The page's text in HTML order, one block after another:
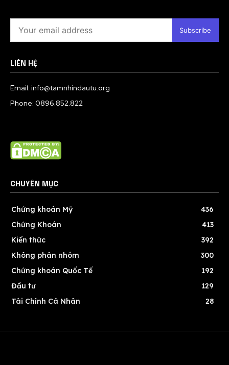
Subscribe
LIÊN HỆ
Email: info@tamnhindautu.org
Phone: 0896.852.822
CHUYÊN MỤC
Chứng khoán Mỹ
436
Chứng Khoán
413
Kiến thức
392
Không phân nhóm
300
Chứng khoán Quốc Tế
192
Đầu tư
129
Tài Chính Cá Nhân
28